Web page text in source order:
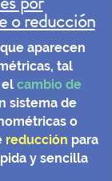
o reducción
aparecen
tal
el cambio de
sistema de
o
reducción para
y sencilla